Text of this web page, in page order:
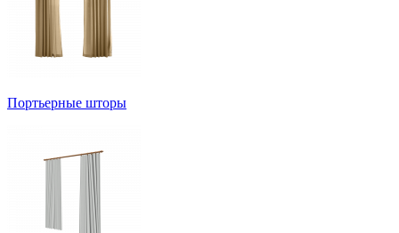
Портьерные шторы